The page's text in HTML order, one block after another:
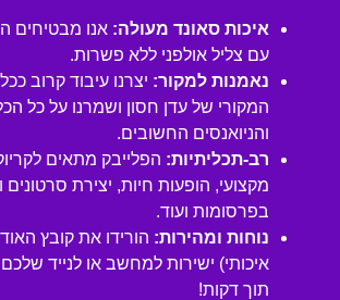
איכות סאונד מעולה: אנו מבטיחים
עם צליל אולפני ללא פשרות.
נאמנות למקור: יצרנו עיבוד קרוב
המקורי של עדן חסון ושמרנו על כל
והניואנסים החשובים.
רב-תכליתיות: הפלייבק מתאים
מקצועי, הופעות חיות, יצירת
בפרסומות ועוד.
נוחות ומהירות:
איכותי) ישירות למחשב או לנייד
תוך דקות!